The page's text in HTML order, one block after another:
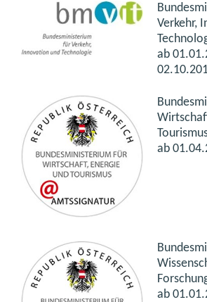
Verkehr,
ab
ab
ab